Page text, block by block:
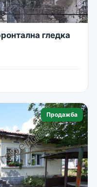
гледка
Продажба